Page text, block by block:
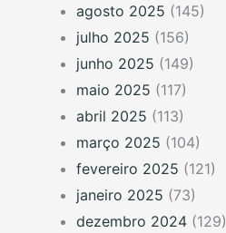
agosto 2025 (145)
julho 2025 (156)
junho 2025 (149)
maio 2025 (117)
abril 2025 (113)
março 2025 (104)
fevereiro 2025 (121)
janeiro 2025 (73)
dezembro 2024 (129)